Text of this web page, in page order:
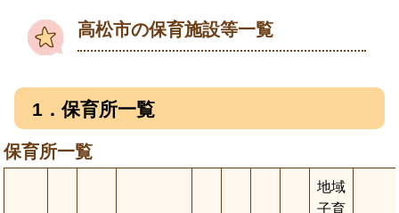
高松市の保育施設等一覧
1．保育所一覧
保育所一覧
地域
子育